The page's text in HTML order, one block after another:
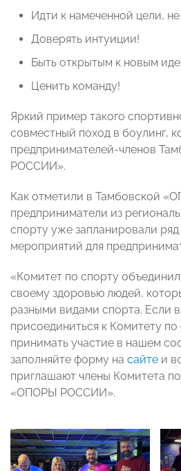
Идти к намеченной цели,
Доверять интуиции!
Быть открытым к новым
Ценить команду!
Яркий пример такого
совместный поход в боулинг,
предпринимателей-членов
РОССИИ».
Как отметили в Тамбовской
предприниматели из
спорту уже запланировали
мероприятий для
«Комитет по спорту
своему здоровью людей,
разными видами спорта. Если
присоединиться к Комитету
принимать участие в нашем
заполняйте форму на сайте и
приглашают члены Комитета
«ОПОРЫ РОССИИ».